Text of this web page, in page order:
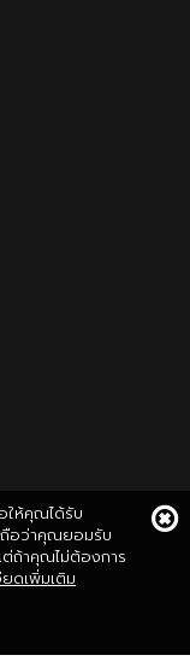
ให้คุณได้รับ
ถือว่าคุณยอมรับ
ต่ถ้าคุณไม่ต้องการ
ยดเพิ่มเติม